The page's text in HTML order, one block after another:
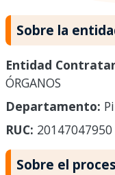
Sobre la
Entidad
ÓRGANOS
Departamento:
RUC: 20147047950
Sobre el